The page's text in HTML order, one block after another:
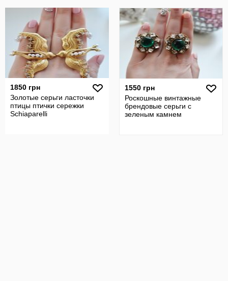
1850 грн
Золотые серьги ласточки
птицы птички сережки
Schiaparelli
1550 грн
Роскошные винтажные
брендовые серьги с
зеленым камнем